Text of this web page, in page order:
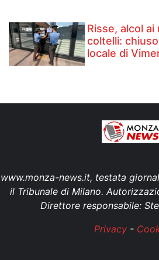
Risse, alcol
coltelli:
locale di
www.monza-news.it, testata
il Tribunale di Milano.
Direttore responsabile:
Privacy-